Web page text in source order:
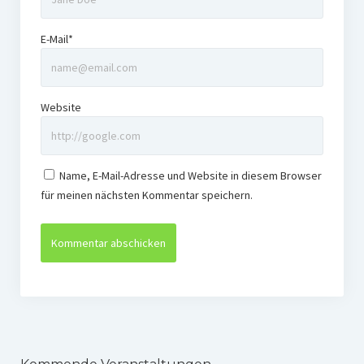
E-Mail*
Website
Name, E-Mail-Adresse und Website in diesem Browser
für meinen nächsten Kommentar speichern.